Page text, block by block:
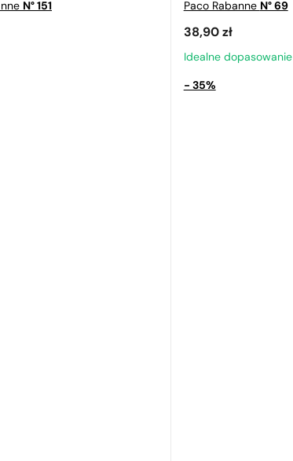
N° 151
Paco Rabanne N° 69
38,90 zł
Idealne dopasowanie
- 35%